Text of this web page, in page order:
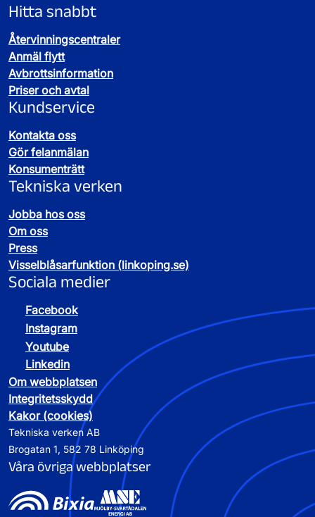
Hitta snabbt
Återvinningscentraler
Anmäl flytt
Avbrottsinformation
Priser och avtal
Kundservice
Kontakta oss
Gör felanmälan
Konsumenträtt
Tekniska verken
Jobba hos oss
Om oss
Press
Visselblåsarfunktion (linkoping.se)
Sociala medier
Facebook
Instagram
Youtube
Linkedin
Om webbplatsen
Integritetsskydd
Kakor (cookies)
Tekniska verken AB
Brogatan 1, 582 78 Linköping
Våra övriga webbplatser